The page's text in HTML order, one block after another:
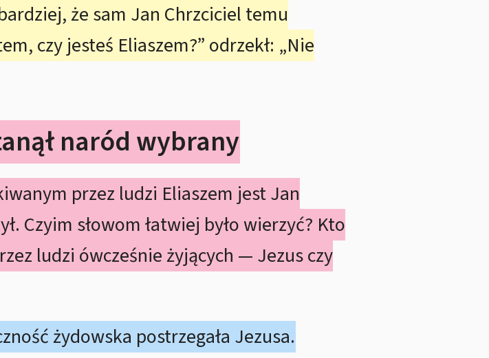
że sam Jan Chrzciciel temu
czy jesteś Eliaszem?” odrzekł: „Nie
naród wybrany
przez ludzi Eliaszem jest Jan
Czyim słowom łatwiej było wierzyć? Kto
ludzi ówcześnie żyjących — Jezus czy
żydowska postrzegała Jezusa.